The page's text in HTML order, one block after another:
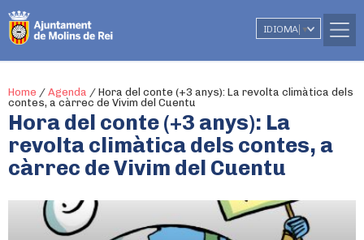
IDIOMA ▼
Home / Agenda / Hora del conte (+3 anys): La revolta climàtica dels
contes, a càrrec de Vivim del Cuentu
Hora del conte (+3 anys): La
revolta climàtica dels contes, a
càrrec de Vivim del Cuentu